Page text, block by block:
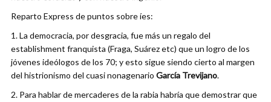
Reparto Express de puntos sobre íes:
1. La democracia, por desgracia, fue más un regalo del
establishment franquista (Fraga, Suárez etc) que un logro de los
jóvenes ideólogos de los 70; y esto sigue siendo cierto al margen
del histrionismo del cuasi nonagenario García Trevijano.
2. Para hablar de mercaderes de la rabia habría que demostrar que